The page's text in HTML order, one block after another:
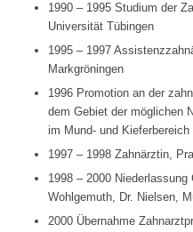
1990 – 1995 Studium der
Universität Tübingen
1995 – 1997
Markgröningen
1996 Promotion an der
dem Gebiet der möglichen
im Mund- und Kieferbereich
1997 – 1998 Zahnärztin,
1998 – 2000
Wohlgemuth, Dr. Nielsen,
2000 Übernahme